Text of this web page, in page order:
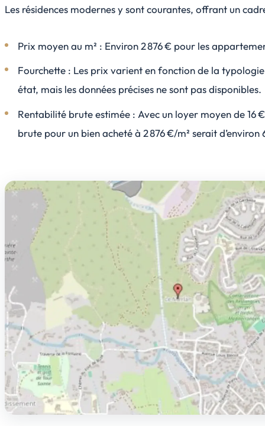
Les résidences modernes y sont courantes, offrant un
Prix moyen au m² : Environ 2 876 € pour les
Fourchette : Les prix varient en fonction de la
état, mais les données précises ne sont pas disponibles.
Rentabilité brute estimée : Avec un loyer moyen de 16
brute pour un bien acheté à 2 876 €/m² serait d’environ